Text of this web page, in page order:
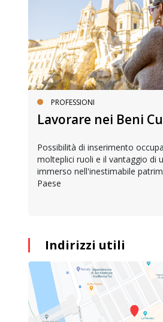
PROFESSIONI
Lavorare nei Beni
Possibilità di inserimento
molteplici ruoli e il vantaggio di
immerso nell'inestimabile
Paese
Indirizzi utili